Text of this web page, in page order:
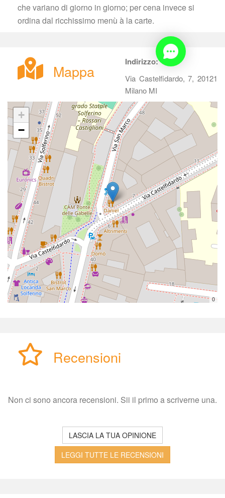
che variano di giorno in giorno; per cena invece si
ordina dal ricchissimo menù à la carte.
Mappa Indirizzo:
Via Castelfidardo, 7, 20121
Milano MI
+
−
0
Recensioni
Non ci sono ancora recensioni. Sii il primo a scriverne una.
LASCIA LA TUA OPINIONE
LEGGI TUTTE LE RECENSIONI